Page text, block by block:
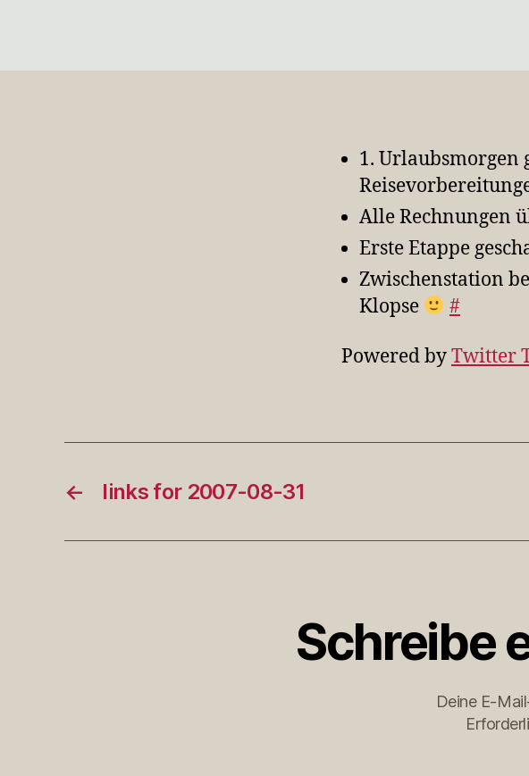
1. Urlaubsmorgen
Alle Rechnungen
Erste Etappe
Zwischenstation
Klopse
#
Powered byTwitter
← links for 2007-08-31
Schreibe
Deine E-